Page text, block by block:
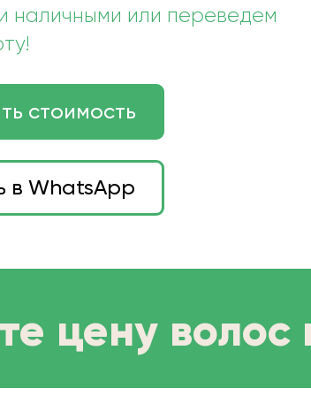
наличными или переведем
стоимость
в WhatsApp
цену